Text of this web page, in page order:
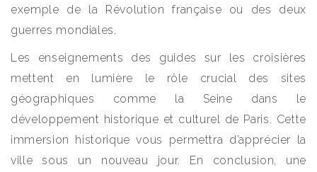
exemple de la Révolution française ou des deux
guerres mondiales.
Les enseignements des guides sur les croisières
mettent en lumière le rôle crucial des sites
géographiques comme la Seine dans le
développement historique et culturel de Paris. Cette
immersion historique vous permettra d’apprécier la
ville sous un nouveau jour. En conclusion, une